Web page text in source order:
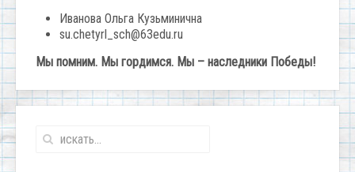
Иванова Ольга Кузьминична
su.chetyrl_sch@63edu.ru
Мы помним. Мы гордимся. Мы – наследники Победы!